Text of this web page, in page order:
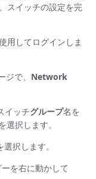
スイッチの設定を完
用してログインしま
で、 Network
イッチグループ名を
選択します。
選択します。
を右に動かして